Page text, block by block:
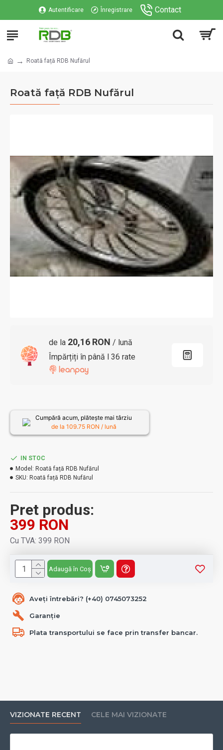
Autentificare Înregistrare Contact
Roată față RDB Nufărul
Roată față RDB Nufărul
de la 20,16 RON / lună
Împărțiți în până l 36 rate
Aveți întrebări? (+40) 0745073252
Garanție
Plata transportului se face prin transfer bancar.
Pret produs:
399 RON
Cu TVA: 399 RON
IN STOC
Model: Roată față RDB Nufărul
SKU: Roată față RDB Nufărul
Adaugă în Coș
Cumpără acum, plătește mai târziu
de la 109.75RON / lună
VIZIONATE RECENT CELE MAI VIZIONATE